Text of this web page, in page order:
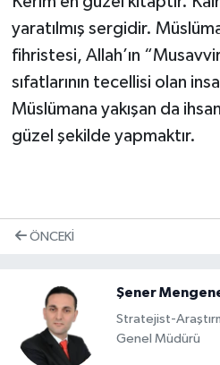
yaratılmış sergidir.
fihristesi, Allah’ın
sıfatlarının tecellisi olan
Müslümana yakışan da
güzel şekilde yapmaktır.
ÖNCEKI
Şener
Stratejist-
Genel Müdürü